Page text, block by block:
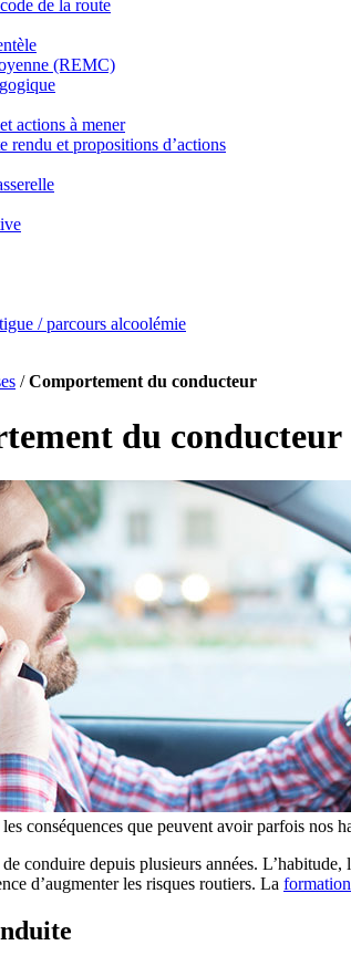
de la route
(REMC)
actions à mener
rendu et propositions d’actions
/ parcours alcoolémie
/Comportement du conducteur
du conducteur
conséquences que peuvent avoir parfois nos
conduire depuis plusieurs années.
d’augmenter les risques routiers. La